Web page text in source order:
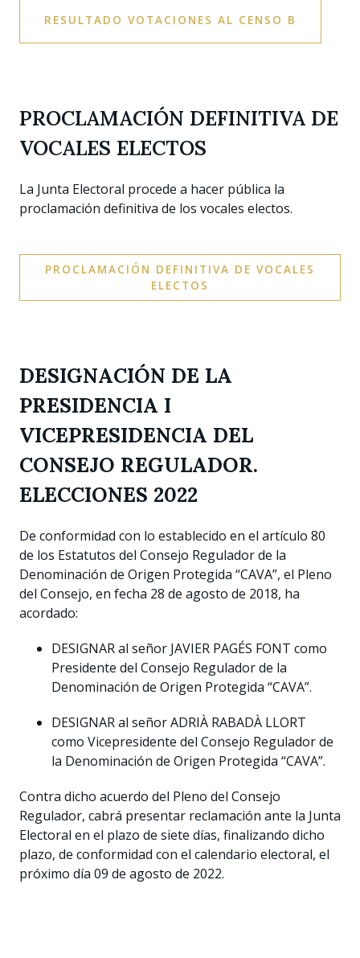
RESULTADO VOTACIONES AL CENSO B
PROCLAMACIÓN DEFINITIVA DE
VOCALES ELECTOS
La Junta Electoral procede a hacer pública la
proclamación definitiva de los vocales electos.
PROCLAMACIÓN DEFINITIVA DE VOCALES
ELECTOS
DESIGNACIÓN DE LA
PRESIDENCIA I
VICEPRESIDENCIA DEL
CONSEJO REGULADOR.
ELECCIONES 2022
De conformidad con lo establecido en el artículo 80
de los Estatutos del Consejo Regulador de la
Denominación de Origen Protegida “CAVA”, el Pleno
del Consejo, en fecha 28 de agosto de 2018, ha
acordado:
DESIGNAR al señor JAVIER PAGÉS FONT como
Presidente del Consejo Regulador de la
Denominación de Origen Protegida “CAVA”.
DESIGNAR al señor ADRIÀ RABADÀ LLORT
como Vicepresidente del Consejo Regulador de
la Denominación de Origen Protegida “CAVA”.
Contra dicho acuerdo del Pleno del Consejo
Regulador, cabrá presentar reclamación ante la Junta
Electoral en el plazo de siete días, finalizando dicho
plazo, de conformidad con el calendario electoral, el
próximo día 09 de agosto de 2022.